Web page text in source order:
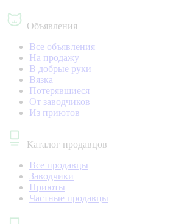
Объявления
Все объявления
На продажу
В добрые руки
Вязка
Потерявшиеся
От заводчиков
Из приютов
Каталог продавцов
Все продавцы
Заводчики
Приюты
Частные продавцы